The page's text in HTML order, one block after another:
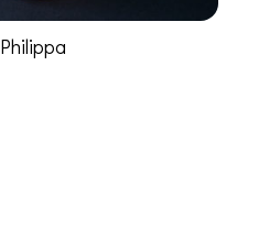
Philippa